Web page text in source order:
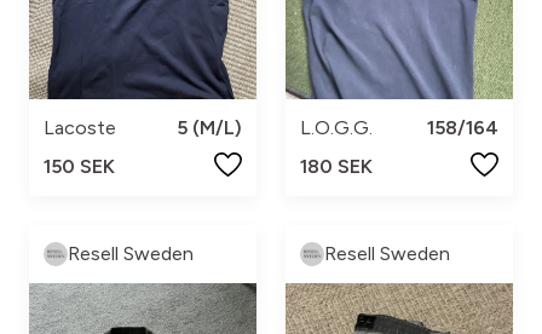
Lacoste
5 (M/L)
150 SEK
L.O.G.G.
158/164
180 SEK
Resell Sweden Resell Sweden